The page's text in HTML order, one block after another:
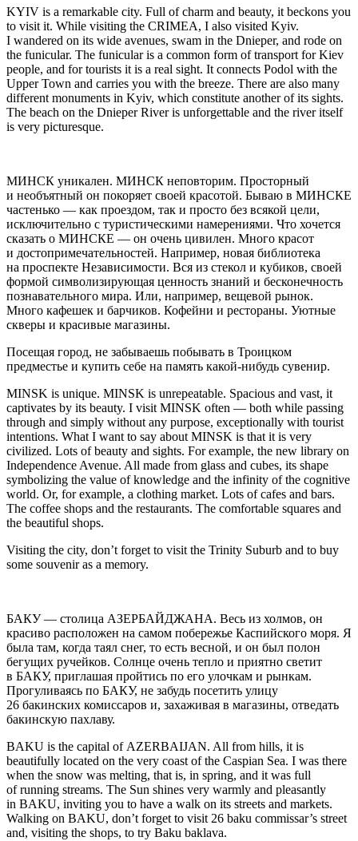
KYIV is a remarkable city. Full of charm and beauty, it beckons you
to visit it. While visiting the CRIMEA, I also visited Kyiv.
I wandered on its wide avenues, swam in the Dnieper, and rode on
the funicular. The funicular is a common form of transport for Kiev
people, and for tourists it is a real sight. It connects Podol with the
Upper Town and carries you with the breeze. There are also many
different monuments in Kyiv, which constitute another of its sights.
The beach on the Dnieper River is unforgettable and the river itself
is very picturesque.
МИНСК уникален. МИНСК неповторим. Просторный
и необъятный он покоряет своей красотой. Бываю в МИНСКЕ
частенько — как проездом, так и просто без всякой цели,
исключительно с туристическими намерениями. Что хочется
сказать о МИНСКЕ — он очень цивилен. Много красот
и достопримечательностей. Например, новая библиотека
на проспекте Независимости. Вся из стекол и кубиков, своей
формой символизирующая ценность знаний и бесконечность
познавательного мира. Или, например, вещевой рынок.
Много кафешек и барчиков. Кофейни и рестораны. Уютные
скверы и красивые магазины.
Посещая город, не забываешь побывать в Троицком
предместье и купить себе на память какой-нибудь сувенир.
MINSK is unique. MINSK is unrepeatable. Spacious and vast, it
captivates by its beauty. I visit MINSK often — both while passing
through and simply without any purpose, exceptionally with tourist
intentions. What I want to say about MINSK is that it is very
civilized. Lots of beauty and sights. For example, the new library on
Independence Avenue. All made from glass and cubes, its shape
symbolizing the value of knowledge and the infinity of the cognitive
world. Or, for example, a clothing market. Lots of cafes and bars.
The coffee shops and the restaurants. The comfortable squares and
the beautiful shops.
Visiting the city, don’t forget to visit the Trinity Suburb and to buy
some souvenir as a memory.
БАКУ— столица АЗЕРБАЙДЖАНА. Весь из холмов, он
красиво расположен на самом побережье Каспийского моря. Я
была там, когда таял снег, то есть весной, и он был полон
бегущих ручейков. Солнце очень тепло и приятно светит
в БАКУ, приглашая пройтись по его улочкам и рынкам.
Прогуливаясь по БАКУ, не забудь посетить улицу
26 бакинских комиссаров и, захаживая в магазины, отведать
бакинскую пахлаву.
BAKU is the capital of AZERBAIJAN. All from hills, it is
beautifully located on the very coast of the Caspian Sea. I was there
when the snow was melting, that is, in spring, and it was full
of running streams. The Sun shines very warmly and pleasantly
in BAKU, inviting you to have a walk on its streets and markets.
Walking on BAKU, don’t forget to visit 26 baku commissar’s street
and, visiting the shops, to try Baku baklava.